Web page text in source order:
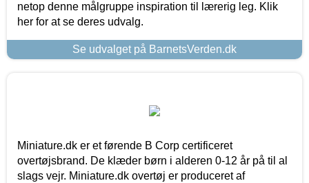
netop denne målgruppe inspiration til lærerig leg. Klik
her for at se deres udvalg.
Se udvalget på BarnetsVerden.dk
Miniature.dk er et førende B Corp certificeret
overtøjsbrand. De klæder børn i alderen 0-12 år på til al
slags vejr. Miniature.dk overtøj er produceret af